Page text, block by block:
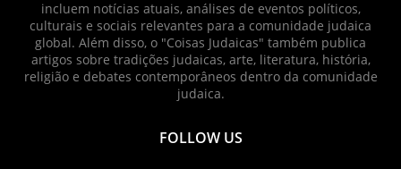
incluem notícias atuais, análises de eventos políticos,
culturais e sociais relevantes para a comunidade judaica
global. Além disso, o "Coisas Judaicas" também publica
artigos sobre tradições judaicas, arte, literatura, história,
religião e debates contemporâneos dentro da comunidade
judaica.
FOLLOW US